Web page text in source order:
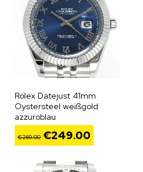
Rolex Datejust 41mm
Oystersteel weißgold
azzuroblau
€269.00 €249.00